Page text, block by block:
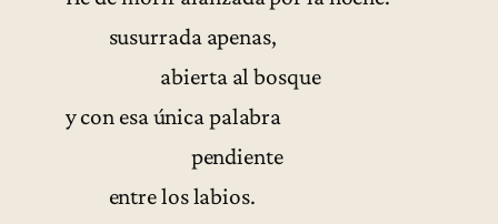
susurrada apenas,
abierta al bosque
y con esa única palabra
pendiente
entre los labios.